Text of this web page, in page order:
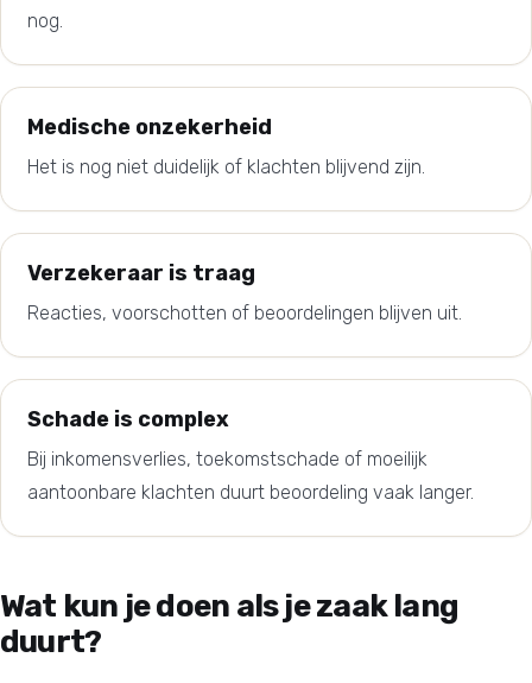
nog.
Medische onzekerheid
Het is nog niet duidelijk of klachten blijvend zijn.
Verzekeraar is traag
Reacties, voorschotten of beoordelingen blijven uit.
Schade is complex
Bij inkomensverlies, toekomstschade of moeilijk
aantoonbare klachten duurt beoordeling vaak langer.
Wat kun je doen als je zaak lang
duurt?